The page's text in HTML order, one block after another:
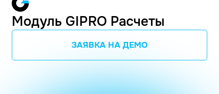
Модуль GIPRO Расчеты
ЗАЯВКА НА ДЕМО